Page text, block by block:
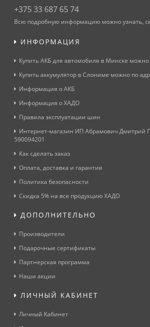
+375 33 687 65 74
Всю подробную информацию можно узнать,
ИНФОРМАЦИЯ
Купить АКБ для автомобиля в Минске можно
Купить аккумулятор в Слониме можно по
Информация о АКБ
Информация о ХАДО
Правила эксплуатации шин
Интернет-магазин ИП Абрамович Дмитрий
590094201
Как сделать заказ
Оплата, доставка и гарантия
Политика безопасности
Скидка 5% на все продукцию ХАДО
ДОПОЛНИТЕЛЬНО
Производители
Подарочные сертификаты
Партнерская программа
Наши акции
ЛИЧНЫЙ КАБИНЕТ
Личный Кабинет